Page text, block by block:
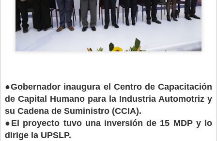
●Gobernador inaugura el Centro de Capacitación
de Capital Humano para la Industria Automotriz y
su Cadena de Suministro (CCIA).
● El proyecto tuvo una inversión de 15 MDP y lo
dirige la UPSLP.